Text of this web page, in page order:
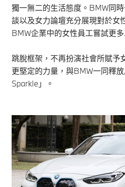
獨一無二的生活態度。BMW同
談以及女力論壇充分展現對於女
BMW企業中的女性員工嘗試更
跳脫框架，不再扮演社會所賦予
更堅定的力量，與BMW一同釋
Sparkle」。